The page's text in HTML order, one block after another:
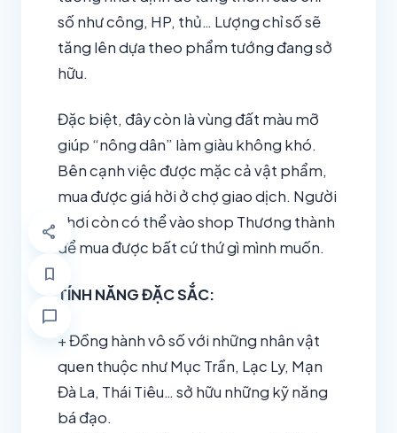
share
bookmark
chat_bubble
số như công, HP, thủ… Lượng chỉ số sẽ
tăng lên dựa theo phẩm tướng đang sở
hữu.
Đặc biệt, đây còn là vùng đất màu mỡ
giúp “nông dân” làm giàu không khó.
Bên cạnh việc được mặc cả vật phẩm,
mua được giá hời ở chợ giao dịch. Người
chơi còn có thể vào shop Thương thành
để mua được bất cứ thứ gì mình muốn.
TÍNH NĂNG ĐẶC SẮC:
+ Đồng hành vô số với những nhân vật
quen thuộc như Mục Trần, Lạc Ly, Mạn
Đà La, Thái Tiêu… sở hữu những kỹ năng
bá đạo.